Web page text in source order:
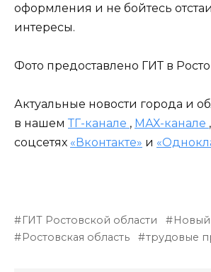
оформления и не бойтесь
интересы.
Фото предоставлено ГИТ в
Актуальные новости города и
в нашем ТГ-канале , МАХ-канале ,
соцсетях «Вконтакте» и
ГИТ Ростовской области
Ростовская область
трудовые